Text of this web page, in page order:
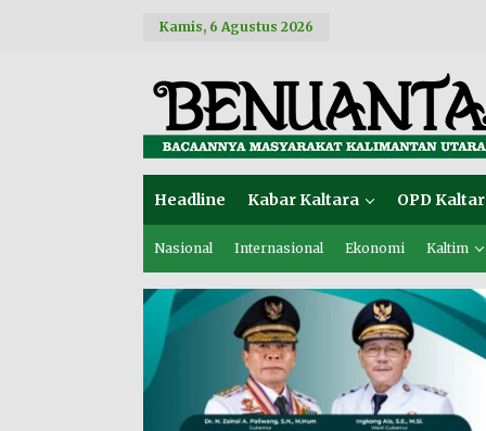
Kamis, 6 Agustus 2026
Headline Kabar Kaltara OPD
Nasional Internasional Ekonomi Kaltim